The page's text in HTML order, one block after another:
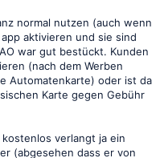
normal nutzen (auch wenn
aktivieren und sie sind
war gut bestückt. Kunden
(nach dem Werben
Automatenkarte) oder ist da
Karte gegen Gebühr
verlangt ja ein
(abgesehen dass er von